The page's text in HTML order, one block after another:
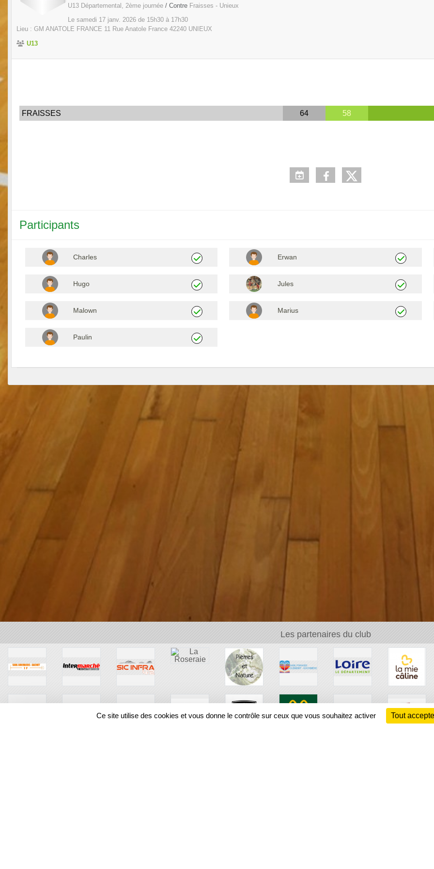
U13 Départemental, 2ème journée / Contre Fraisses - Unieux
Le samedi 17 janv. 2026 de 15h30 à 17h30
Lieu : GM ANATOLE FRANCE 11 Rue Anatole France 42240 UNIEUX
U13
FRAISSES 64 58
Participants
Charles Erwan
Hugo Jules
Malown Marius
Paulin
Les partenaires du club
Ce site utilise des cookies et vous donne le contrôle sur ceux que vous souhaitez activer Tout